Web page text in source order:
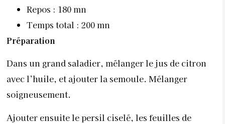
Repos : 180 mn
Temps total : 200 mn
Préparation
Dans un grand saladier, mélanger le jus de citron
avec l’huile, et ajouter la semoule. Mélanger
soigneusement.
Ajouter ensuite le persil ciselé, les feuilles de